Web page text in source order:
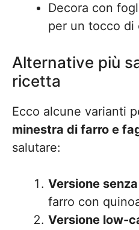
Decora con
per un tocco di
Alternative più
ricetta
Ecco alcune varianti
minestra di farro e
salutare:
Versione
farro con
Versione low-